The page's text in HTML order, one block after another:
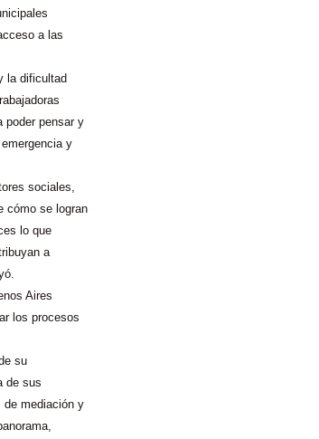
a las
la dificultad
poder pensar y
y
sociales,
cómo se logran
lo que
a
Aires
los procesos
su
de sus
de mediación y